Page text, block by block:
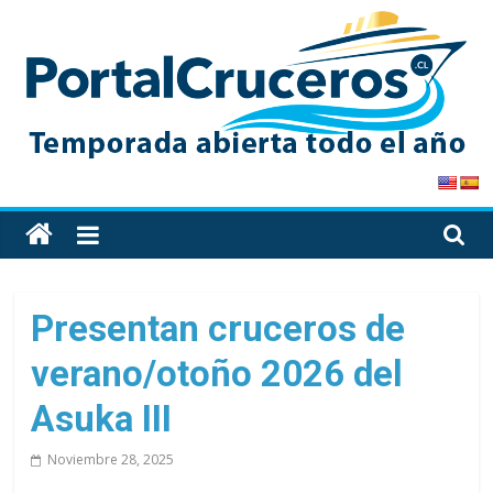
content
PortalCruceros
Toda
la
de
cruceros
en
solo
Presentan cruceros de
verano/otoño 2026 del
Asuka III
Noviembre 28, 2025